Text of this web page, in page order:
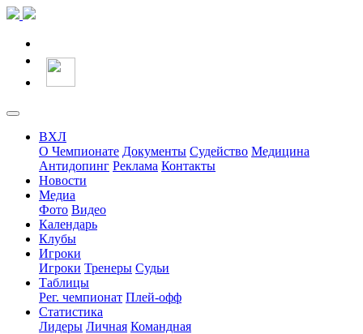
ВХЛ
О Чемпионате Документы Судейство Медицина
Антидопинг Реклама Контакты
Новости
Медиа
Фото Видео
Календарь
Клубы
Игроки
Игроки Тренеры Судьи
Таблицы
Рег. чемпионат Плей-офф
Статистика
Лидеры Личная Командная